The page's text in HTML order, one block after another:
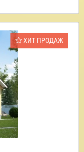
ХИТ ПРОДАЖ